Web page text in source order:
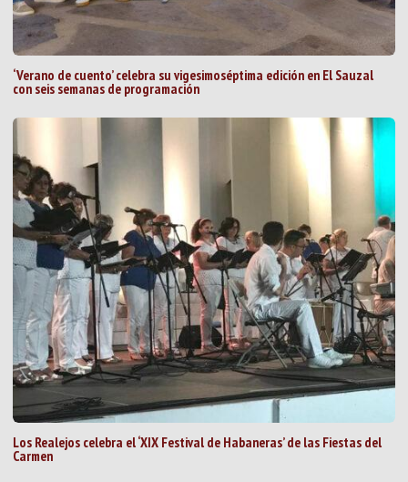
‘Verano de cuento’ celebra su vigesimoséptima edición en El Sauzal
con seis semanas de programación
Los Realejos celebra el ‘XIX Festival de Habaneras’ de las Fiestas del
Carmen